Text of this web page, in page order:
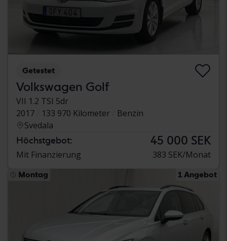
Getestet
Volkswagen Golf
VII 1.2 TSI 5dr
2017
133 970 Kilometer
Benzin
Svedala
Höchstgebot: 45 000 SEK
Mit Finanzierung 383 SEK/Monat
Montag 1 Angebot